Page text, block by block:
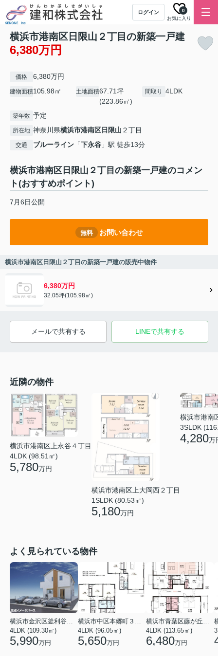
ログイン
お気に入り
0
横浜市港南区日限山２丁目の新築一戸建
6,380万円
価格 6,380万円
建物面積105.98㎡ 土地面積67.71坪
(223.86㎡)
間取り 4LDK
築年数 予定
所在地 神奈川県横浜市港南区日限山 ２丁目
交通 ブルーライン 「下永谷 」駅 徒歩13分
横浜市港南区日限山２丁目の新築一戸建のコメン
ト(おすすめポイント)
7月6日公開
無料 お問い合わせ
横浜市港南区日限山２丁目の新築一戸建の販売中物件
6,380万円
32.05坪(105.98㎡)
メールで共有する LINEで共有する
近隣の物件
横浜市港南区上永谷４丁目
4LDK (98.51㎡)
5,780万円
横浜市港南区上大岡西２丁目
1SLDK (80.53㎡)
5,180万円
横浜市港南
3SLDK
4,280万
よく見られている物件
4LDK (109.30㎡)
5,990万円
4LDK (96.05㎡)
5,650万円
4LDK (113.65㎡)
6,480万円